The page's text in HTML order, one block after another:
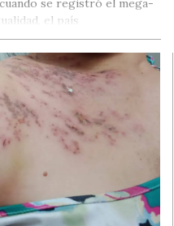
se registró el mega-
el país